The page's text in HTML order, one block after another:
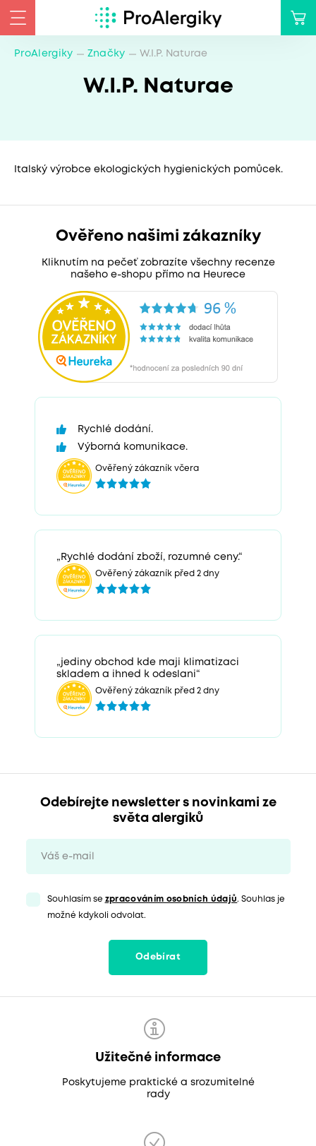
ProAlergiky Značky W.I.P. Naturae
W.I.P. Naturae
Italský výrobce ekologických hygienických pomůcek.
Ověřeno našimi zákazníky
Kliknutím na pečeť zobrazíte všechny recenze
našeho e-shopu přímo na Heurece
Rychlé dodání.
Výborná komunikace.
Ověřený zákazník včera
„Rychlé dodání zboží, rozumné ceny.“
Ověřený zákazník před 2 dny
„jediny obchod kde maji klimatizaci
skladem a ihned k odeslani“
Ověřený zákazník před 2 dny
Odebírejte newsletter s novinkami ze
světa alergiků
Souhlasím se zpracováním osobních údajů. Souhlas je
možné kdykoli odvolat.
Odebírat
Užitečné informace
Poskytujeme praktické a srozumitelné
rady